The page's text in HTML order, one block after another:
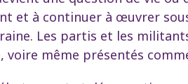
et à continuer à œuvrer
Les partis et les
même présentés